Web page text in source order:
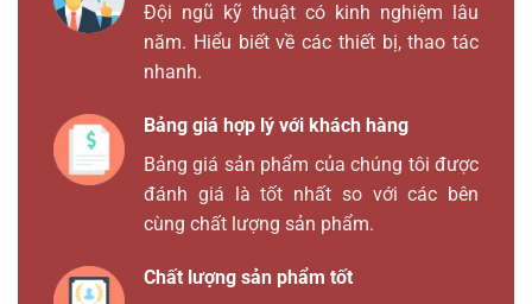
Đội ngũ kỹ thuật có kinh nghiệm lâu
năm. Hiểu biết về các thiết bị, thao tác
nhanh.
Bảng giá hợp lý với khách hàng
Bảng giá sản phẩm của chúng tôi được
đánh giá là tốt nhất so với các bên
cùng chất lượng sản phẩm.
Chất lượng sản phẩm tốt